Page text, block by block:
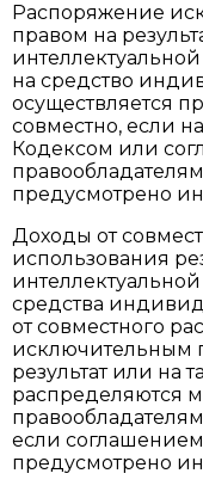
Распоряжение
правом на
на средство
осуществляется
совместно, если
Кодексом или
предусмотрено
Доходы от
использования
средства
от совместного
исключительным
результат или на
распределяются
если
предусмотрено